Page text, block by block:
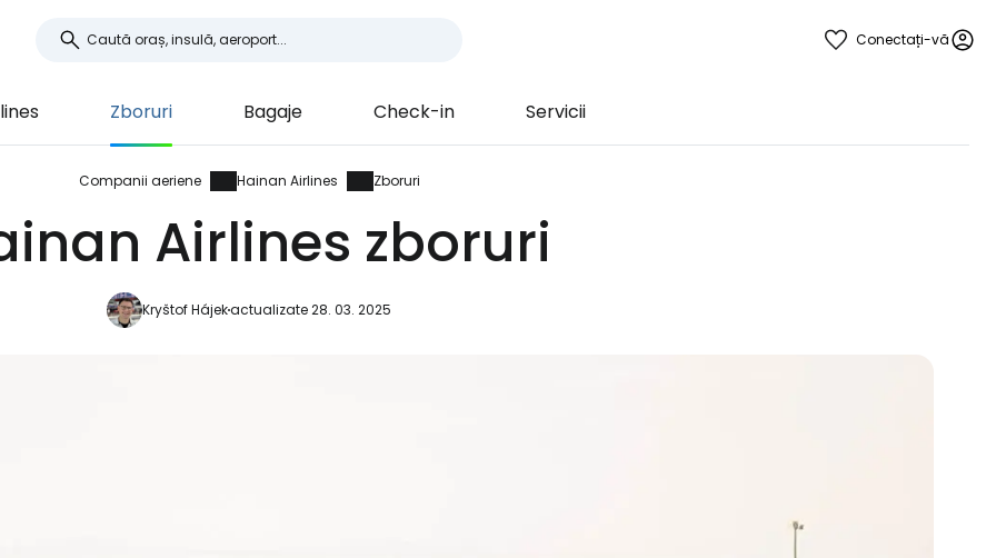
Conectați-vă
Zboruri Bagaje Check-in Servicii
Companii aeriene Hainan Airlines Zboruri
Airlines zboruri
Kryštof Hájekactualizate 28. 03. 2025